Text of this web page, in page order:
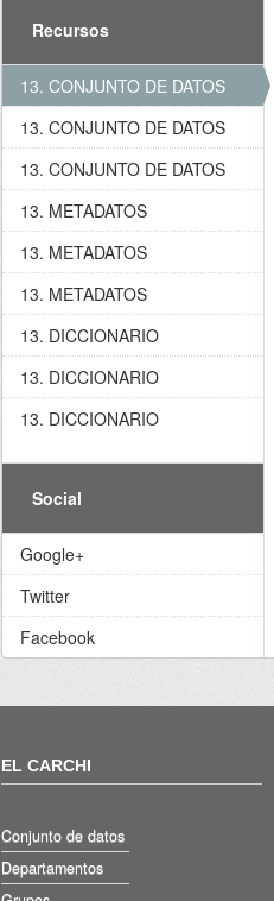
Recursos
13. CONJUNTO DE DATOS
13. CONJUNTO DE DATOS
13. CONJUNTO DE DATOS
13. METADATOS
13. METADATOS
13. METADATOS
13. DICCIONARIO
13. DICCIONARIO
13. DICCIONARIO
Social
Google+
Twitter
Facebook
EL CARCHI
Conjunto de datos
Departamentos